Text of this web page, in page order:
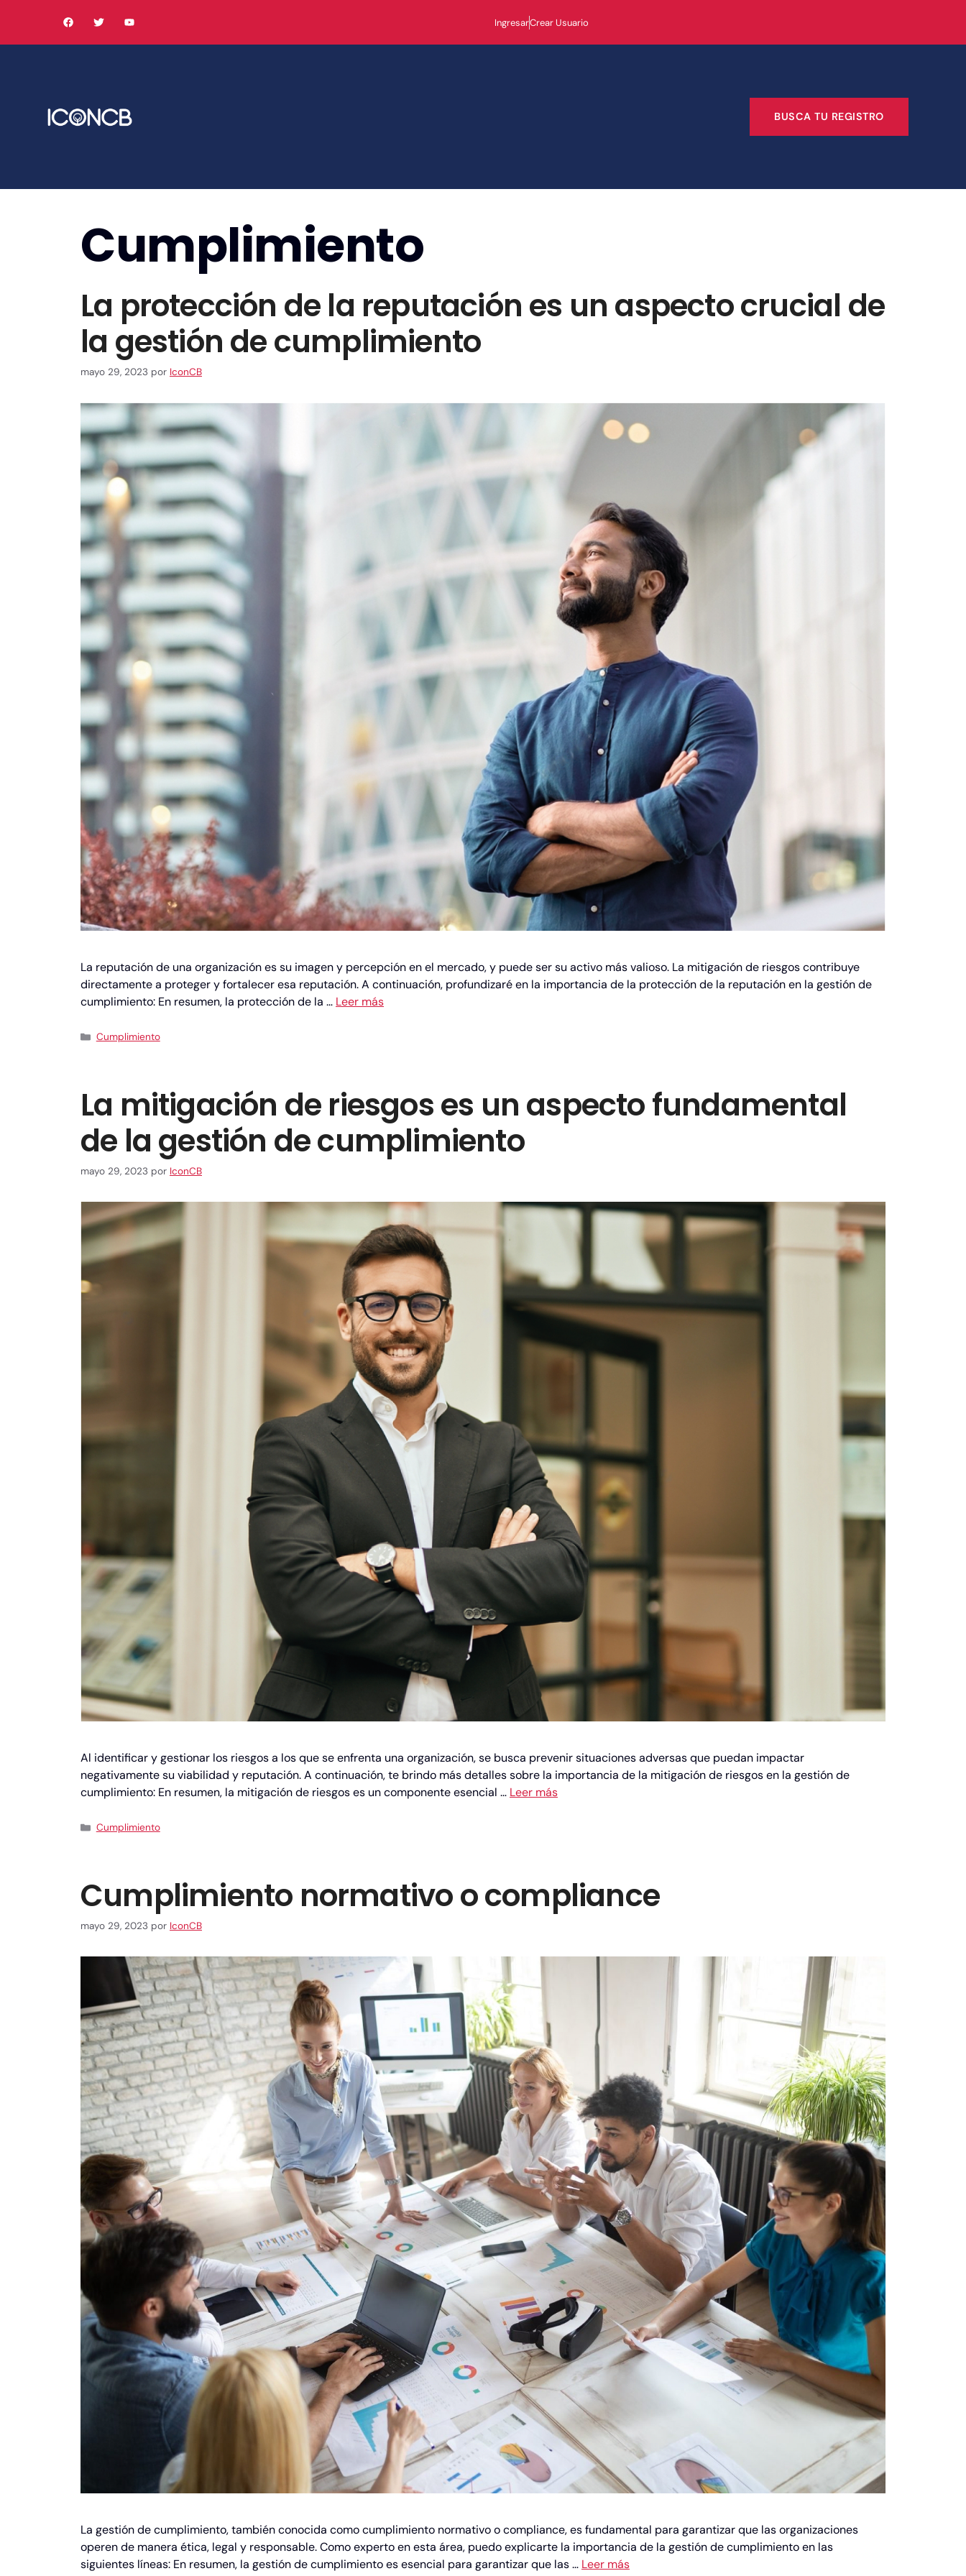
IngresarCrear Usuario
BUSCA TU REGISTRO
Cumplimiento
La protección de la reputación es un aspecto crucial de
la gestión de cumplimiento
mayo 29, 2023 por IconCB
La reputación de una organización es su imagen y percepción en el mercado, y puede ser su activo más valioso. La mitigación de riesgos contribuye
directamente a proteger y fortalecer esa reputación. A continuación, profundizaré en la importancia de la protección de la reputación en la gestión de
cumplimiento: En resumen, la protección de la … Leer más
Cumplimiento
La mitigación de riesgos es un aspecto fundamental
de la gestión de cumplimiento
mayo 29, 2023 por IconCB
Al identificar y gestionar los riesgos a los que se enfrenta una organización, se busca prevenir situaciones adversas que puedan impactar
negativamente su viabilidad y reputación. A continuación, te brindo más detalles sobre la importancia de la mitigación de riesgos en la gestión de
cumplimiento: En resumen, la mitigación de riesgos es un componente esencial … Leer más
Cumplimiento
Cumplimiento normativo o compliance
mayo 29, 2023 por IconCB
La gestión de cumplimiento, también conocida como cumplimiento normativo o compliance, es fundamental para garantizar que las organizaciones
operen de manera ética, legal y responsable. Como experto en esta área, puedo explicarte la importancia de la gestión de cumplimiento en las
siguientes líneas: En resumen, la gestión de cumplimiento es esencial para garantizar que las … Leer más